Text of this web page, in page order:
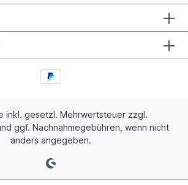
synchron blitzen, das
allen Leuchten nehmen,
alle auf das gleiche Blitzmuster
und wieder verbinden.
inkl. gesetzl. Mehrwertsteuer zzgl.
ggf. Nachnahmegebühren, wenn nicht
anders angegeben.